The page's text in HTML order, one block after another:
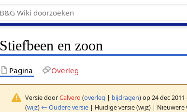
Stiefbeen en zoon
Pagina Overleg
Versie doorCalvero (overleg | bijdragen)op 24 dec
(wijz) ← Oudere versie | Huidige versie (wijz) |